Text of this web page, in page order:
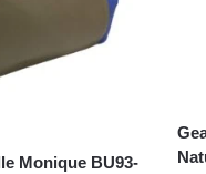
Monique BU93-